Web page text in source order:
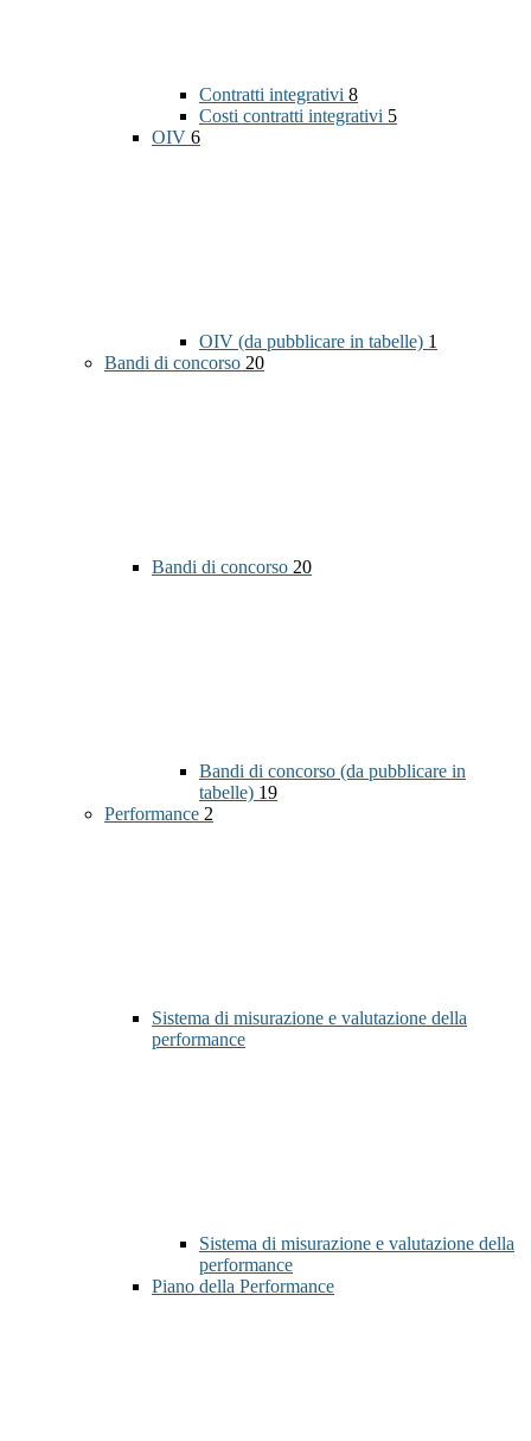
Contratti integrativi 8
Costi contratti integrativi 5
OIV 6
OIV (da pubblicare in tabelle) 1
Bandi di concorso 20
Bandi di concorso 20
Bandi di concorso (da pubblicare in
tabelle) 19
Performance 2
Sistema di misurazione e valutazione della
performance
Sistema di misurazione e valutazione della
performance
Piano della Performance